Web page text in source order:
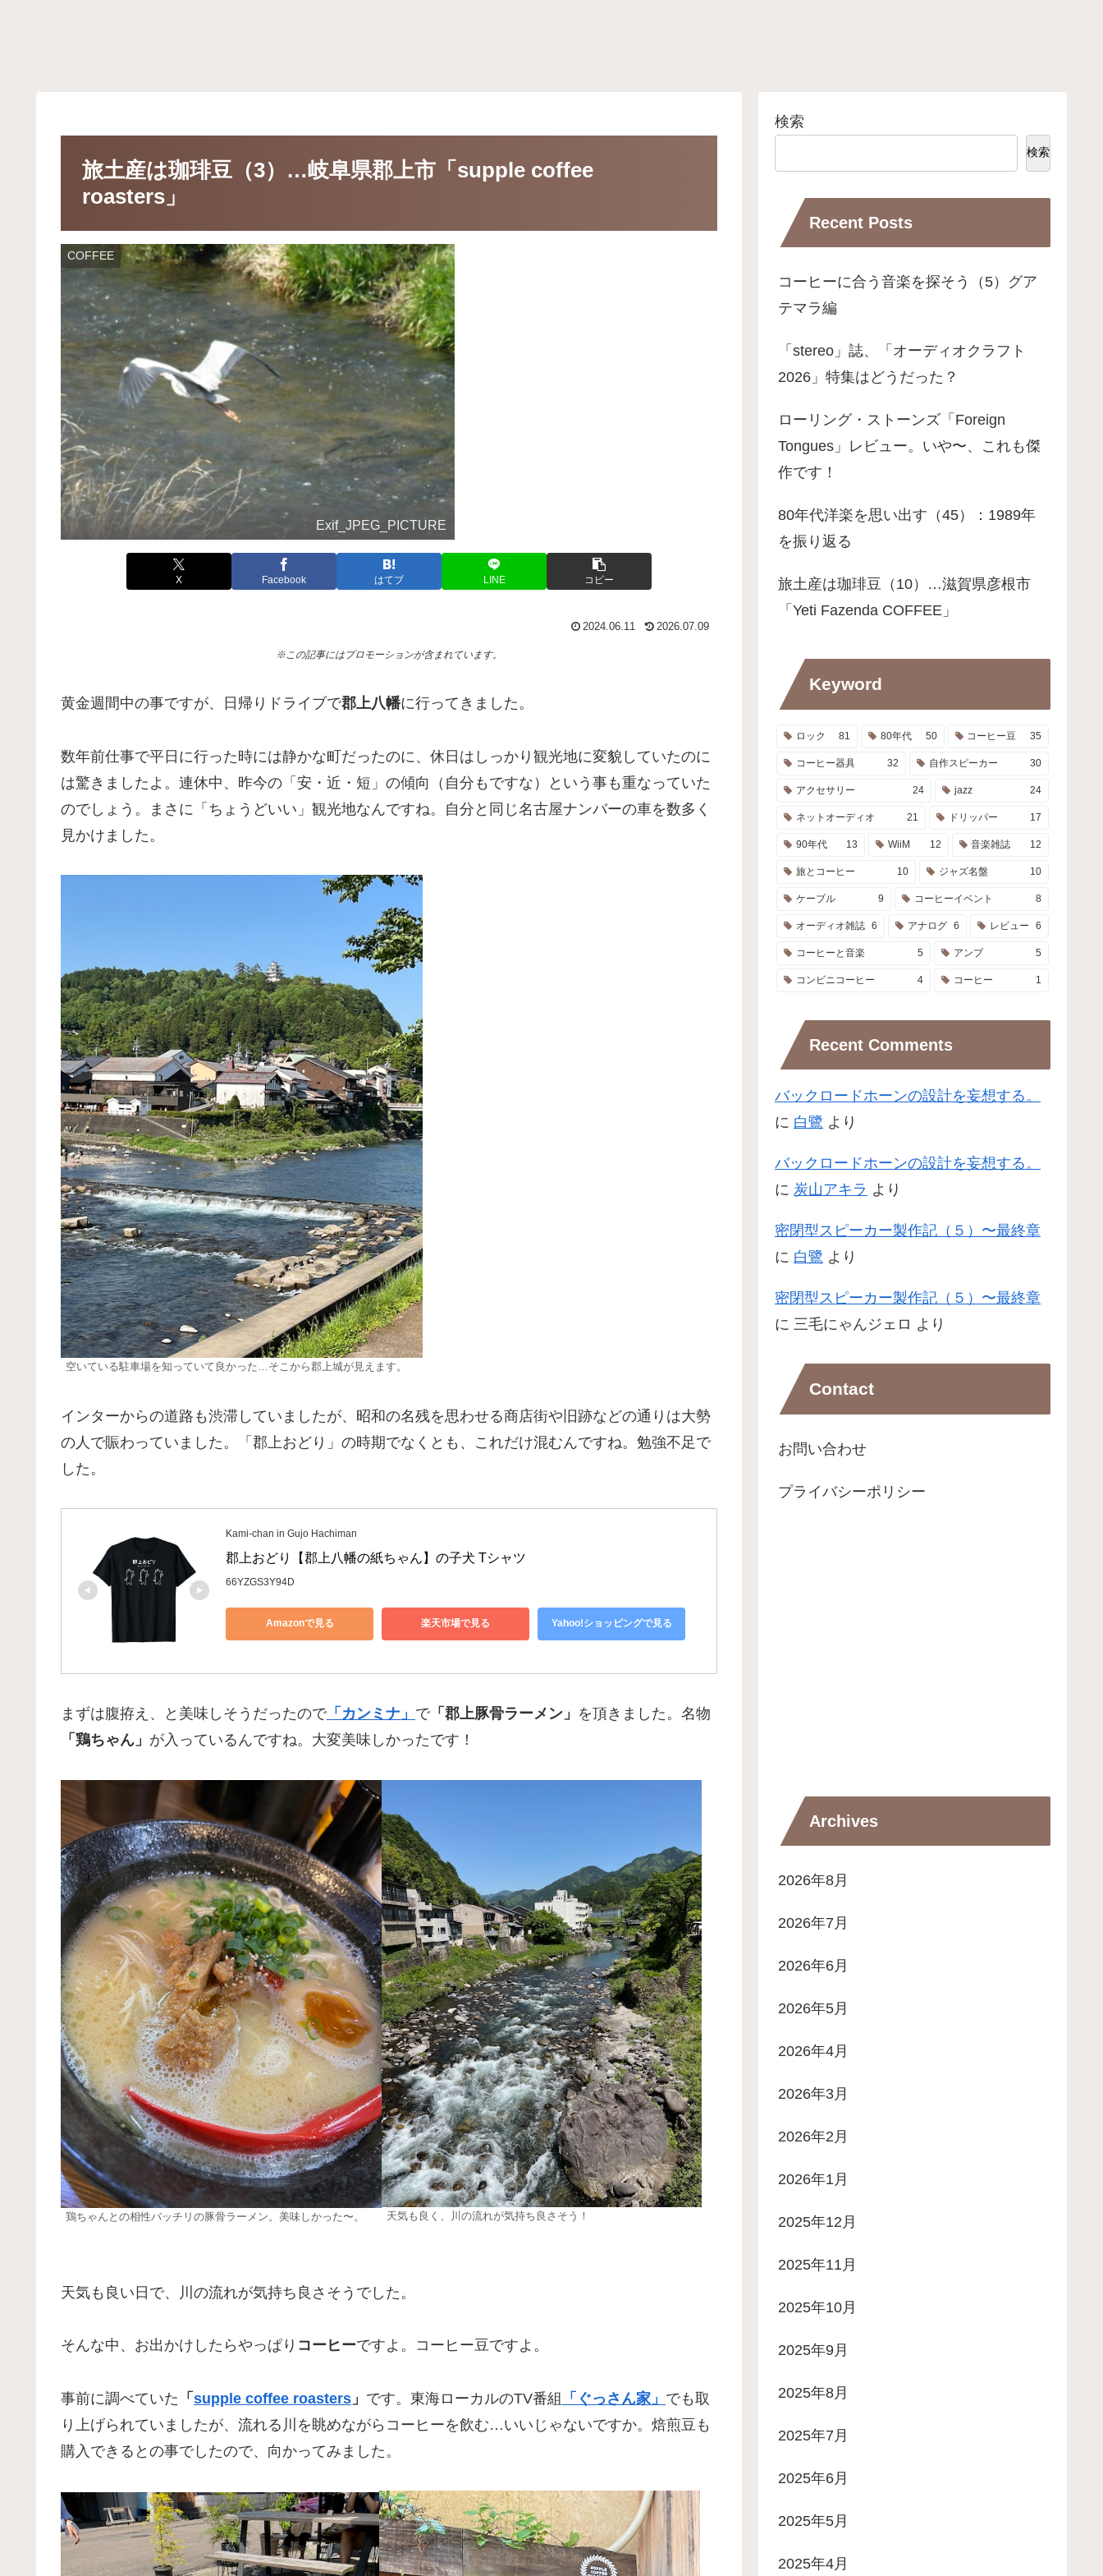
旅土産は珈琲豆（3）…岐阜県郡上市「supple coffee
roasters」
COFFEE
Exif_JPEG_PICTURE
X Facebook はてブ LINE コピー
2024.06.11 2026.07.09
※この記事にはプロモーションが含まれています。
黄金週間中の事ですが、日帰りドライブで郡上八幡に行ってきました。
数年前仕事で平日に行った時には静かな町だったのに、休日はしっかり観光地に変貌していたのに
は驚きましたよ。連休中、昨今の「安・近・短」の傾向（自分もですな）という事も重なっていた
のでしょう。まさに「ちょうどいい」観光地なんですね。自分と同じ名古屋ナンバーの車を数多く
見かけました。
空いている駐車場を知っていて良かった…そこから郡上城が見えます。
インターからの道路も渋滞していましたが、昭和の名残を思わせる商店街や旧跡などの通りは大勢
の人で賑わっていました。「郡上おどり」の時期でなくとも、これだけ混むんですね。勉強不足で
した。
Kami-chan in Gujo Hachiman
郡上おどり【郡上八幡の紙ちゃん】の子犬 Tシャツ
66YZGS3Y94D
Amazonで見る 楽天市場で見る Yahoo!ショッピングで見る
まずは腹拵え、と美味しそうだったので「カンミナ」 で「郡上豚骨ラーメン」 を頂きました。名物
「鶏ちゃん」 が入っているんですね。大変美味しかったです！
鶏ちゃんとの相性バッチリの豚骨ラーメン。美味しかった〜。 天気も良く、川の流れが気持ち良さそう！
天気も良い日で、川の流れが気持ち良さそうでした。
そんな中、お出かけしたらやっぱり コーヒーですよ。コーヒー豆ですよ。
事前に調べていた 「 supple coffee roasters 」 です。東海ローカルのTV番組 「ぐっさん家」 でも取
り上げられていましたが、流れる川を眺めながらコーヒーを飲む…いいじゃないですか。焙煎豆も
購入できるとの事でしたので、向かってみました。
検索
検索
Recent Posts
コーヒーに合う音楽を探そう（5）グア
テマラ編
「stereo」誌、「オーディオクラフト
2026」特集はどうだった？
ローリング・ストーンズ「Foreign
Tongues」レビュー。いや〜、これも傑
作です！
80年代洋楽を思い出す（45）：1989年
を振り返る
旅土産は珈琲豆（10）…滋賀県彦根市
「Yeti Fazenda COFFEE」
Keyword
ロック 81 80年代 50 コーヒー豆 35
コーヒー器具 32 自作スピーカー 30
アクセサリー 24 jazz 24
ネットオーディオ 21 ドリッパー 17
90年代 13 WiiM 12 音楽雑誌 12
旅とコーヒー 10 ジャズ名盤 10
ケーブル 9 コーヒーイベント 8
オーディオ雑誌 6 アナログ 6 レビュー 6
コーヒーと音楽 5 アンプ 5
コンビニコーヒー 4 コーヒー 1
Recent Comments
バックロードホーンの設計を妄想する。
に 白鷺 より
バックロードホーンの設計を妄想する。
に 炭山アキラ より
密閉型スピーカー製作記（５）〜最終章
に 白鷺 より
密閉型スピーカー製作記（５）〜最終章
に 三毛にゃんジェロ より
Contact
お問い合わせ
プライバシーポリシー
Archives
2026年8月
2026年7月
2026年6月
2026年5月
2026年4月
2026年3月
2026年2月
2026年1月
2025年12月
2025年11月
2025年10月
2025年9月
2025年8月
2025年7月
2025年6月
2025年5月
2025年4月